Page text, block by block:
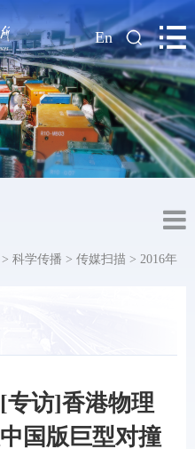
| En
> 科学传播 > 传媒扫描 > 2016年
专访]香港物理
国版巨型对撞